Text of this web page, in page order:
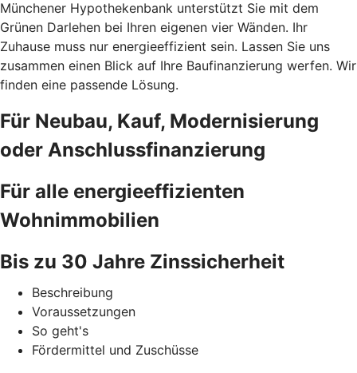
Münchener Hypothekenbank unterstützt Sie mit dem
Grünen Darlehen bei Ihren eigenen vier Wänden. Ihr
Zuhause muss nur energieeffizient sein. Lassen Sie uns
zusammen einen Blick auf Ihre Baufinanzierung werfen. Wir
finden eine passende Lösung.
Für Neubau, Kauf, Modernisierung
oder Anschlussfinanzierung
Für alle energieeffizienten
Wohnimmobilien
Bis zu 30 Jahre Zinssicherheit
Beschreibung
Voraussetzungen
So geht's
Fördermittel und Zuschüsse